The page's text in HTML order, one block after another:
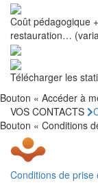
Coût pédagogique
restauration…
Télécharger les
Bouton « Accéder à
VOS CONTACTS
Bouton « Conditions
Conditions de prise